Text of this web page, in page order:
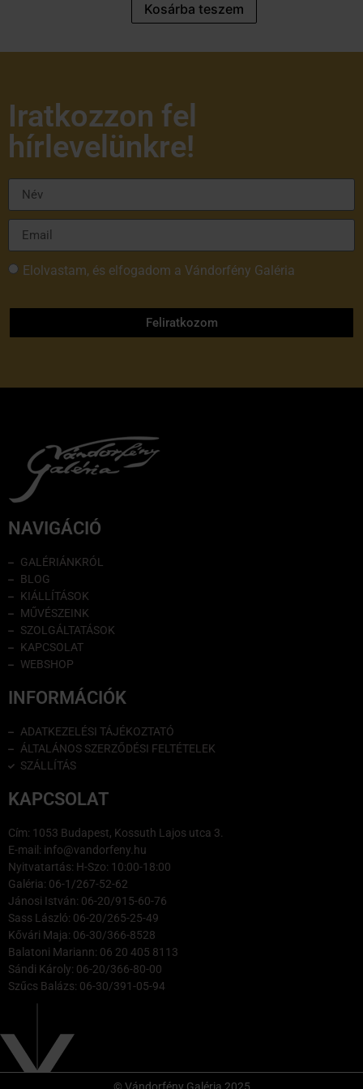
Kosárba teszem
Iratkozzon fel
hírlevelünkre!
Elolvastam, és elfogadom a Vándorfény Galéria
Feliratkozom
NAVIGÁCIÓ
GALÉRIÁNKRÓL
BLOG
KIÁLLÍTÁSOK
MŰVÉSZEINK
SZOLGÁLTATÁSOK
KAPCSOLAT
WEBSHOP
INFORMÁCIÓK
ADATKEZELÉSI TÁJÉKOZTATÓ
ÁLTALÁNOS SZERZŐDÉSI FELTÉTELEK
SZÁLLÍTÁS
KAPCSOLAT
Cím: 1053 Budapest, Kossuth Lajos utca 3.
E-mail: info@vandorfeny.hu
Nyitvatartás: H-Szo: 10:00-18:00
Galéria: 06-1/267-52-62
Jánosi István: 06-20/915-60-76
Sass László: 06-20/265-25-49
Kővári Maja: 06-30/366-8528
Balatoni Mariann: 06 20 405 8113
Sándi Károly: 06-20/366-80-00
Szűcs Balázs: 06-30/391-05-94